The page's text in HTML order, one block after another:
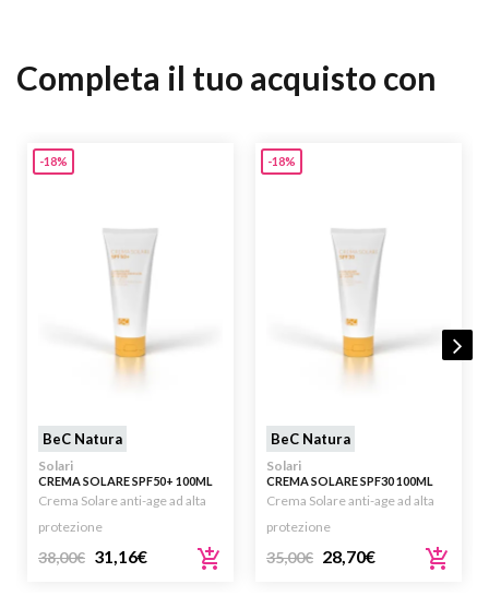
Completa il tuo acquisto con
-18%
BeC Natura
Solari
CREMA SOLARE SPF50+ 100ML
Crema Solare anti-age ad alta
protezione
38,00€ 31,16€
-18%
BeC Natura
Solari
CREMA SOLARE SPF30 100ML
Crema Solare anti-age ad alta
protezione
35,00€ 28,70€